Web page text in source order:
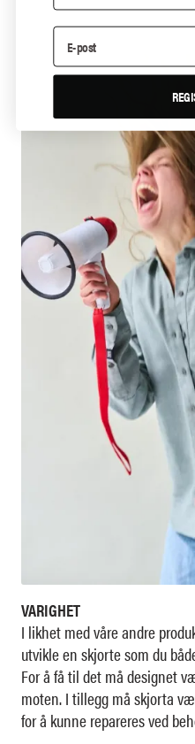
VARIGHET
I likhet med våre andre
utvikle en skjorte som du
For å få til det må designet
moten. I tillegg må skjorta
for å kunne repareres ved